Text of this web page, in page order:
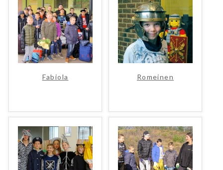
Fabiola Romeinen